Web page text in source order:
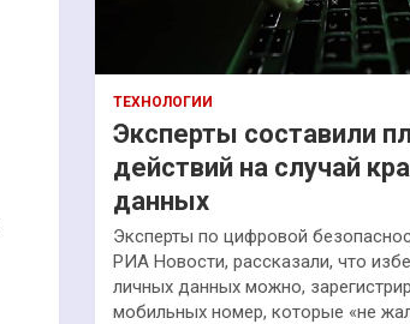
ТЕХНОЛОГИИ
Эксперты составили
действий на случай
данных
Эксперты по цифровой
РИА Новости, рассказали, что
личных данных можно,
мобильных номер, которые «не